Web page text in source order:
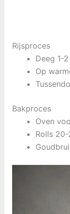
Rijsproces
Deeg 1-
Op
Bakproces
Oven
Rolls